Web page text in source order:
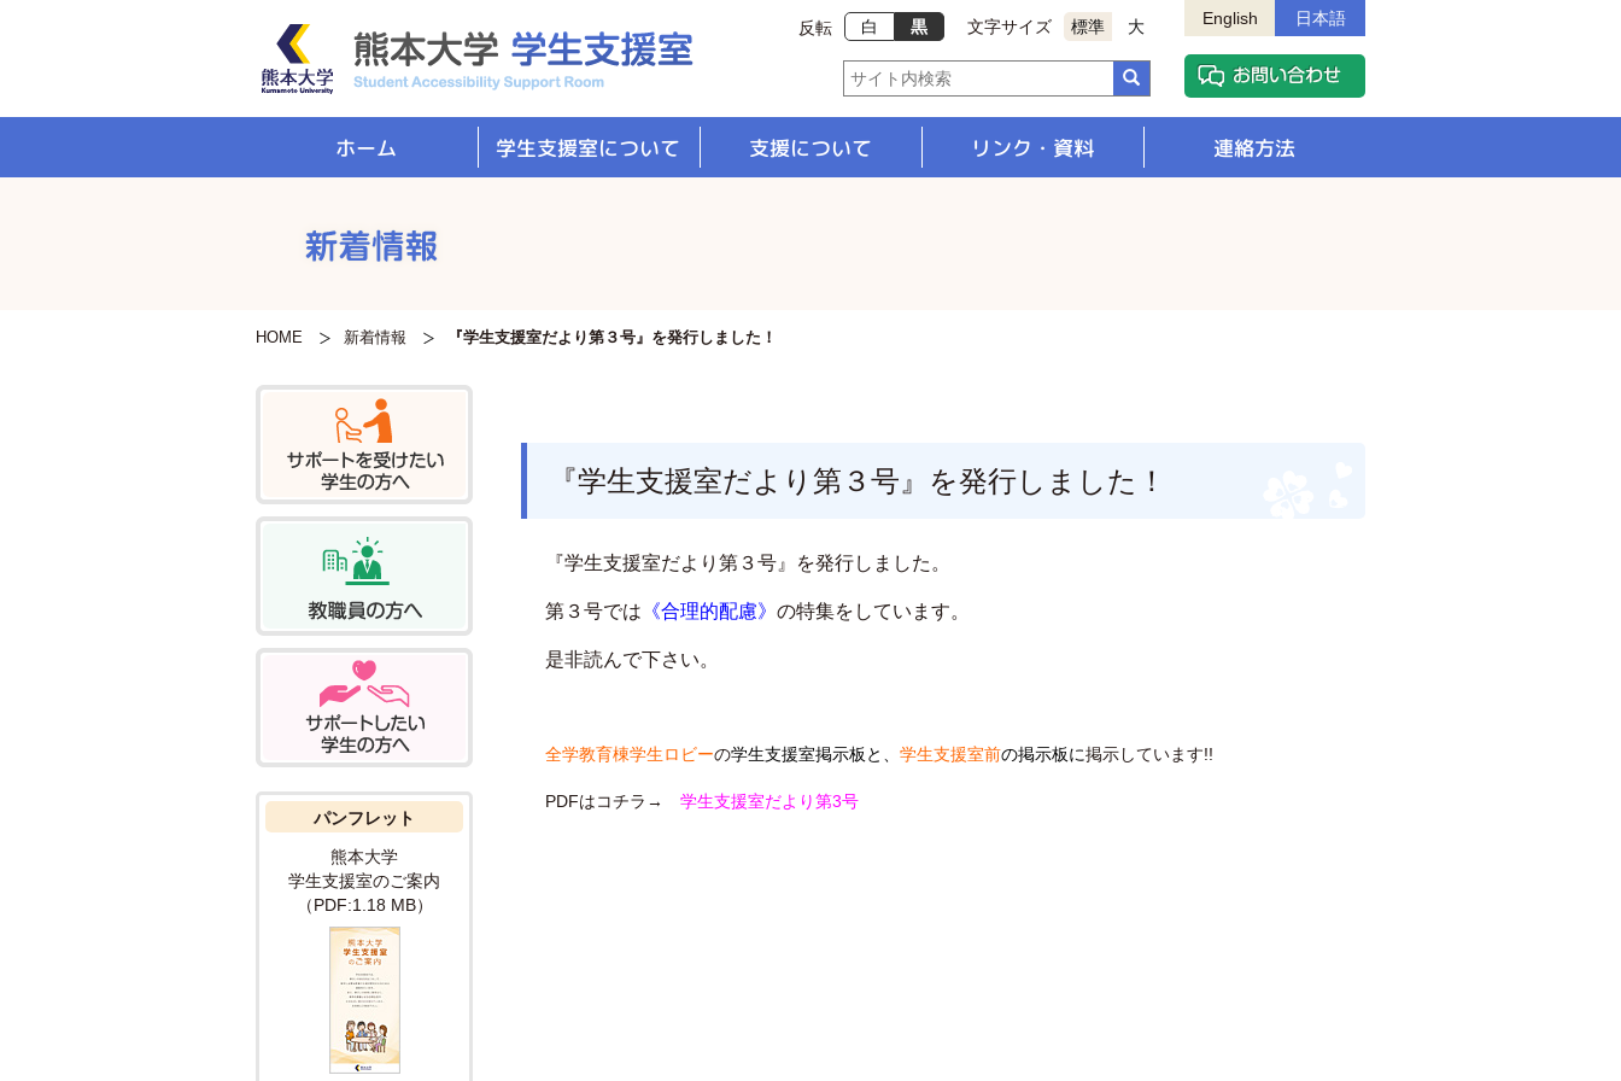
反転 白 黒 文字サイズ 標準 大 English 日本語
ホーム 学生支援室について 支援について リンク・資料 連絡方法
HOME 新着情報 『学生支援室だより第３号』を発行しました！
『学生支援室だより第３号』を発行しました！
『学生支援室だより第３号』を発行しました。
第３号では 《合理的配慮》 の特集をしています。
是非読んで下さい。
全学教育棟学生ロビーの学生支援室掲示板と、 学生支援室前の掲示板に掲示しています!!
PDFはコチラ→ 学生支援室だより第3号
パンフレット
熊本大学
学生支援室のご案内
（PDF:1.18 MB）